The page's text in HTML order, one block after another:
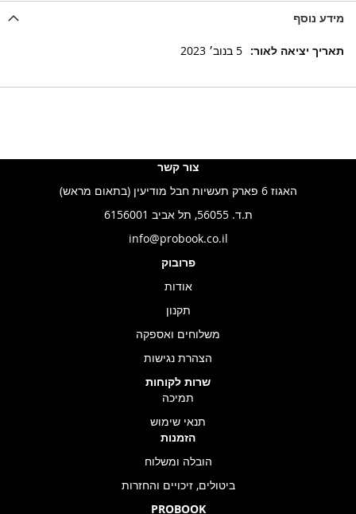
מידע נוסף
מידע
5 בנוב׳ 2023
צור קשר
האגוז 6 פארק תעשיות חבל מודיעין (בתאום מראש)
ת.ד. 56055, תל אביב 6156001
info@probook.co.il
פרובוק
אודות
תקנון
משלוחים ואספקה
הצהרת נגישות
שרות לקוחות
תמיכה
תנאי שימוש
הזמנות
הובלה ומשלוח
ביטולים, זיכויים והחזרות
PROBOOK